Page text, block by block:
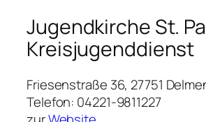
Jugendkirche St.
Kreisjugenddienst
Friesenstraße 36, 27751
Telefon: 04221-9811227